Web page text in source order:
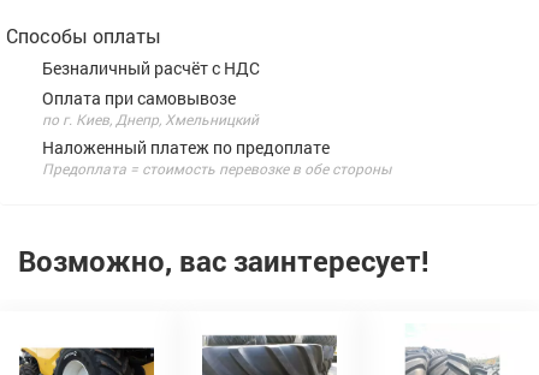
Способы оплаты
Безналичный расчёт с НДС
Оплата при самовывозе
по г. Киев, Днепр, Хмельницкий
Наложенный платеж по предоплате
Предоплата = стоимость перевозке в обе стороны
Возможно, вас заинтересует!